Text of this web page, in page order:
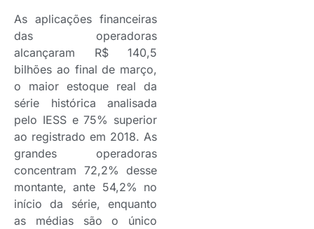
As aplicações financeiras
das operadoras
alcançaram R$ 140,5
bilhões ao final de março,
o maior estoque real da
série histórica analisada
pelo IESS e 75% superior
ao registrado em 2018. As
grandes operadoras
concentram 72,2% desse
montante, ante 54,2% no
início da série, enquanto
as médias são o único